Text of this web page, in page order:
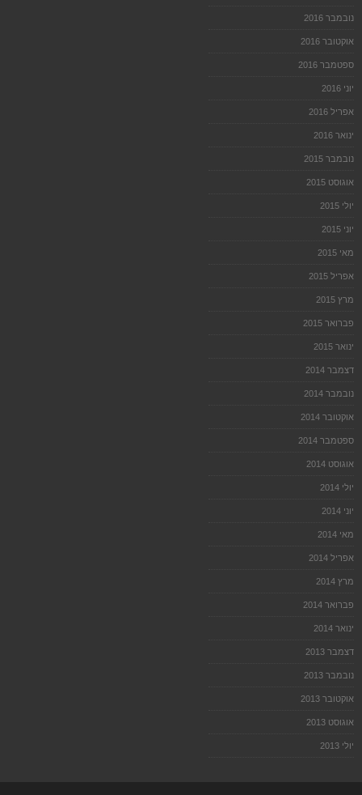
נובמבר 2016
אוקטובר 2016
ספטמבר 2016
יוני 2016
אפריל 2016
ינואר 2016
נובמבר 2015
אוגוסט 2015
יולי 2015
יוני 2015
מאי 2015
אפריל 2015
מרץ 2015
פברואר 2015
ינואר 2015
דצמבר 2014
נובמבר 2014
אוקטובר 2014
ספטמבר 2014
אוגוסט 2014
יולי 2014
יוני 2014
מאי 2014
אפריל 2014
מרץ 2014
פברואר 2014
ינואר 2014
דצמבר 2013
נובמבר 2013
אוקטובר 2013
אוגוסט 2013
יולי 2013